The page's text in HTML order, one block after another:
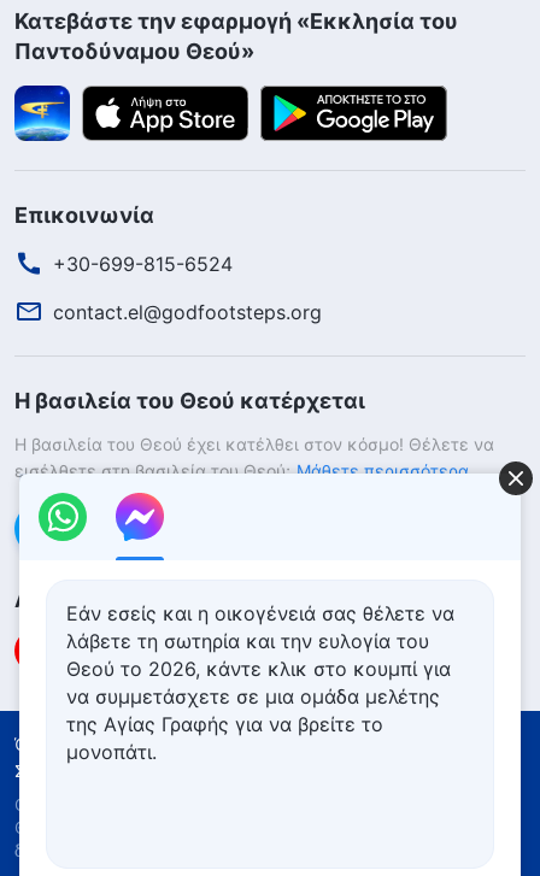
Κατεβάστε την εφαρμογή «Εκκλησία του
Παντοδύναμου Θεού»
Επικοινωνία
+30-699-815-6524
contact.el@godfootsteps.org
Η βασιλεία του Θεού κατέρχεται
Η βασιλεία του Θεού έχει κατέλθει στον κόσμο! Θέλετε να
εισέλθετε στη βασιλεία του Θεού; Μάθετε περισσότερα
Επικοινωνήστε μαζί μας μέσω Messenger
Ακολουθήστε μας
Όροι Χρήσης
Πολιτική απορρήτου
Συντελεστές
Copyright © 2026
Θεού
δικαιώματος.
Εάν εσείς και η οικογένειά σας θέλετε να
λάβετε τη σωτηρία και την ευλογία του
Θεού το 2026, κάντε κλικ στο κουμπί για
να συμμετάσχετε σε μια ομάδα μελέτης
της Αγίας Γραφής για να βρείτε το
μονοπάτι.